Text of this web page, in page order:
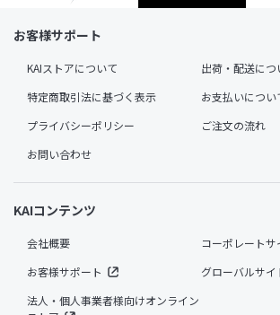
お客様サポート
KAIストアについて
出荷・配送につ
特定商取引法に基づく表示
お支払いについ
プライバシーポリシー
ご注文の流れ
お問い合わせ
KAIコンテンツ
会社概要
コーポレートサ
お客様サポート
グローバルサイ
法人・個人事業者様向けオンライン